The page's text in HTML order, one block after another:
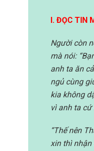
I. ĐỌC TIN
Người còn
mà nói:
anh ta ăn
ngủ cùng
kia không
vì anh ta cứ
“Thế nên
xin thì nhận